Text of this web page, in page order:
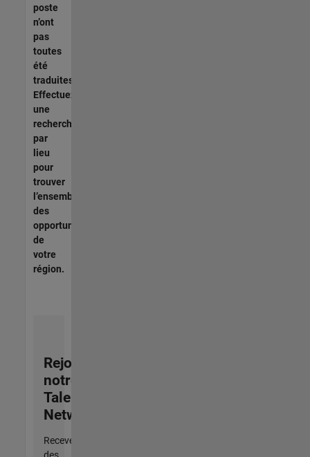
poste
n’ont
pas
toutes
été
traduites.
Effectuez
une
recherche
par
lieu
pour
trouver
l’ensemble
des
opportunités
de
votre
région.
Rejoignez
notre
Talent
Network
Recevez
des